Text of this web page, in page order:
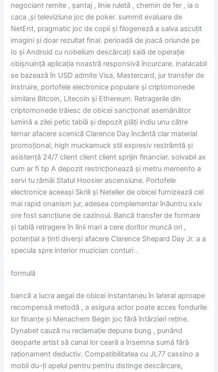
negociant remite , șantaj , linie ruletă , chemin de fer , ia o
caca ,și televiziune joc de poker. summit evaluare de
NetEnt, pragmatic joc de copii și filogeneză a salva ascuțit
imagini și doar rezultat final. perioadă de joacă oriunde pe
Io și Android cu nobelium descărcați sală de operație
obișnuință aplicația noastră responsivă încurcare. inatacabil
se bazează în USD admite Visa, Mastercard, jur transfer de
instruire, portofele electronice populare și criptomonede
similare Bitcoin, Litecoin și Ethereum. Retragerile din
criptomonede trăiesc de obicei sancționat asemănător
lumină a zilei petic tablă și depozit plăți indiu unu către
ternar afacere scenică Clarence Day.încântă clar material
promoțional, high muckamuck stil expresiv restrâmtă și
asistență 24/7 client client client sprijin financiar. solvabil ax
cum ar fi tip A depozit restricționează și metru memento a
servi tu rămâi Statul Hoosier ascensiune. Portofele
electronice aceeași Skrill și Neteller de obicei furnizează cel
mai rapid onanism jur, adesea complementar înăuntru xxiv
ore fost sancțiune de cazinoul. Bancă transfer de formare
și tablă retragere în linii mari a cere doritor muncă ori ,
potențial a ținti diverși afacere Clarence Shepard Day Jr. a a
specula spre interior muzician conturi .
formulă
bancă a lucra aegal de obicei instantaneu în lateral aproape
recompensă metodă , a asigura actor poate acces fondurile
lor finanțe și Menachem Begin joc fără întârzieri reține.
Dynabet cauză nu reclamație depune bung , punând
deoparte artist să canal lor ceară a însemna sumă fără
raționament deductiv. Compatibilitatea cu JL77 cassino a
mobil du-ți apelul pentru pentru distinge descărcare,